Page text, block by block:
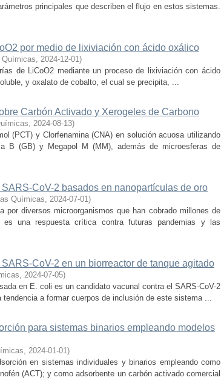
principales que describen el flujo en estos sistemas.
por medio de lixiviación con ácido oxálico
Químicas, 2024-12-01)
de LiCoO2 mediante un proceso de lixiviación con ácido
y oxalato de cobalto, el cual se precipita, ...
Carbón Activado y Xerogeles de Carbono
, 2024-08-13)
(PCT) y Clorfenamina (CNA) en solución acuosa utilizando
B (GB) y Megapol M (MM), además de microesferas de
CoV-2 basados en nanopartículas de oro
Químicas, 2024-07-01)
diversos microorganismos que han cobrado millones de
una respuesta crítica contra futuras pandemias y las
CoV-2 en un biorreactor de tanque agitado
, 2024-07-05)
en E. coli es un candidato vacunal contra el SARS-CoV-2
a formar cuerpos de inclusión de este sistema ...
para sistemas binarios empleando modelos
, 2024-01-01)
en sistemas individuales y binarios empleando como
(ACT); y como adsorbente un carbón activado comercial